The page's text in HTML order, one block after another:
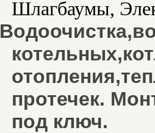
Шлагбаумы,
протечек.
под ключ.